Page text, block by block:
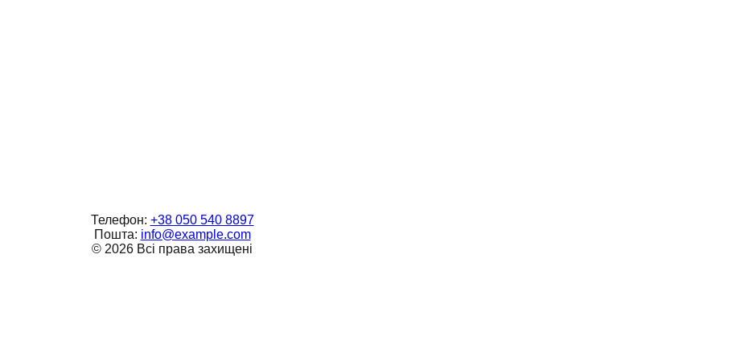
Телефон: +38 050 540 8897
Пошта: info@example.com
© 2026 Всі права захищені